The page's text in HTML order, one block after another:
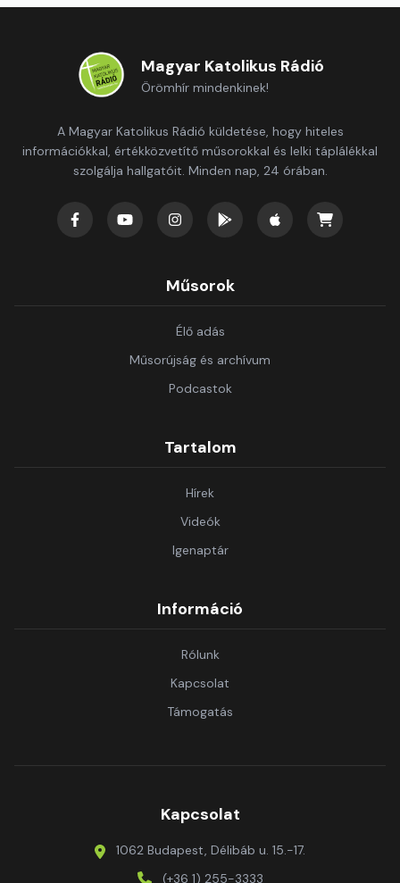
Magyar Katolikus Rádió
Örömhír mindenkinek!
A Magyar Katolikus Rádió küldetése, hogy hiteles
információkkal, értékközvetítő műsorokkal és lelki táplálékkal
szolgálja hallgatóit. Minden nap, 24 órában.
Műsorok
Élő adás
Műsorújság és archívum
Podcastok
Tartalom
Hírek
Videók
Igenaptár
Információ
Rólunk
Kapcsolat
Támogatás
Kapcsolat
1062 Budapest, Délibáb u. 15.-17.
(+36 1) 255-3333